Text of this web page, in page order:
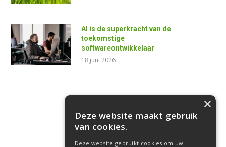
AI is de superkracht van de
toekomstige
softwareontwikkelaar
18 juni 2026
×
Deze website maakt gebruik
van cookies.
Deze website gebruikt cookies om uw